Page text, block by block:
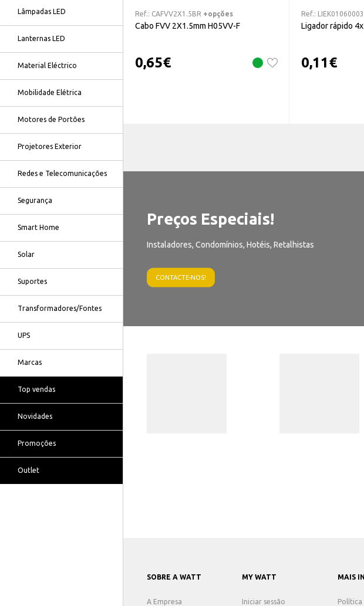
Lâmpadas LED
Lanternas LED
Material Eléctrico
Mobilidade Elétrica
Motores de Portões
Projetores Exterior
Redes e Telecomunicações
Segurança
Smart Home
Solar
Suportes
Transformadores/Fontes
UPS
Marcas
Top vendas
Novidades
Promoções
Outlet
Ref.: CAFVV2X1.5BR +opções
Cabo FVV 2X1.5mm H05VV-F
0,65€
Ref.: LIEK01060003
Ligador rápido
0,11€
Preços Especiais!
Instaladores, Condomínios, Hotéis, Retalhistas
CONTACTE-NOS!
SOBRE A WATT
A Empresa
MY WATT
Iniciar sessão
MAIS
Política